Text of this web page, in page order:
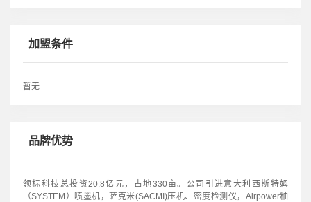
加盟条件
暂无
品牌优势
领标科技总投资20.8亿元，占地330亩。公司引进意大利西斯特姆
（SYSTEM）喷墨机，萨克米(SACMI)压机、密度检测仪，Airpower釉